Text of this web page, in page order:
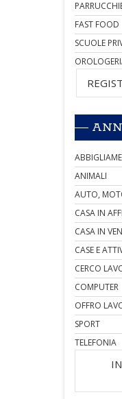
FAST FOOD
SCUOLE
ANIMALI
AUTO,
CASA IN
CASA IN
CASE E
CERCO
COMPUTER
OFFRO
SPORT
TELEFONIA